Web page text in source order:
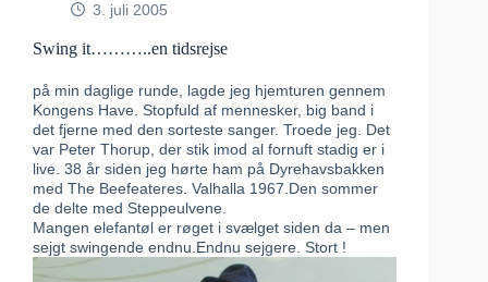
3. juli 2005
Swing it………..en tidsrejse
på min daglige runde, lagde jeg hjemturen gennem
Kongens Have. Stopfuld af mennesker, big band i
det fjerne med den sorteste sanger. Troede jeg. Det
var Peter Thorup, der stik imod al fornuft stadig er i
live. 38 år siden jeg hørte ham på Dyrehavsbakken
med The Beefeateres. Valhalla 1967.Den sommer
de delte med Steppeulvene.
Mangen elefantøl er røget i svælget siden da – men
sejgt swingende endnu.Endnu sejgere. Stort !